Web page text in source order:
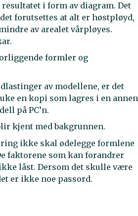
i form av diagram. Det
forutsettes at alt er høstpløyd,
av arealet vårpløyes.
formler og
av modellene, er det
en kopi som lagres i en annen
på PC’n.
kjent med bakgrunnen.
ikke skal ødelegge formlene
faktorene som kan forandrer
låst. Dersom det skulle være
er ikke noe passord.